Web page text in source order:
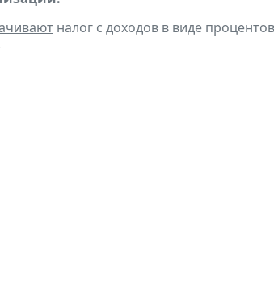
налог с доходов в виде